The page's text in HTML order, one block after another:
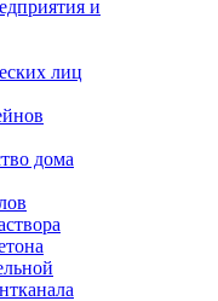
и
лиц
дома